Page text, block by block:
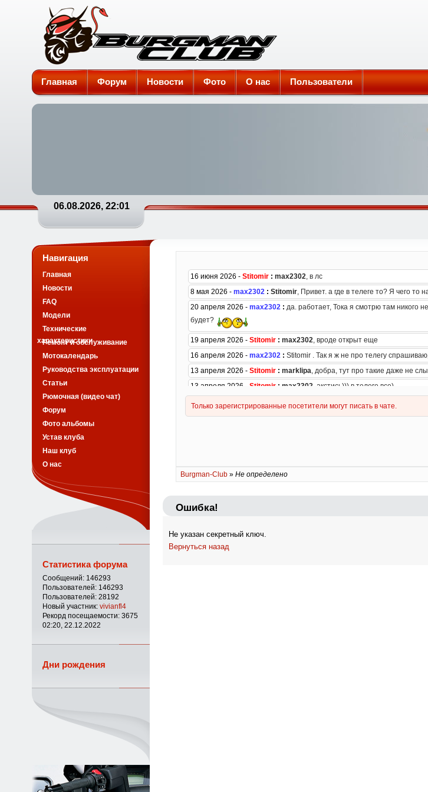
Burgman-Club
Главная Форум Новости Фото О нас Пользователи
06.08.2026, 22:01
Burgman-Club» Не определено
Ошибка!
Не указан секретный ключ.
Вернуться назад
Навигация
Главная
Новости
FAQ
Модели
Технические
характеристики
Ремонт и обслуживание
Мотокалендарь
Руководства эксплуатации
Статьи
Рюмочная (видео чат)
Форум
Фото альбомы
Устав клуба
Наш клуб
О нас
Статистика форума
Сообщений: 146293
Пользователей: 146293
Пользователей: 28192
Новый участник: vivianfl4
Рекорд посещаемости: 3675
02:20, 22.12.2022
Дни рождения